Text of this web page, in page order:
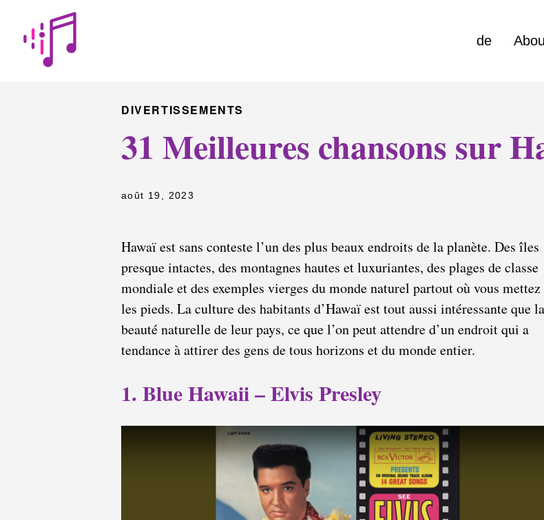
de
DIVERTISSEMENTS
31 Meilleures chansons sur
août 19, 2023
Hawaï est sans conteste l’un des plus beaux endroits de la planète. Des îles
presque intactes, des montagnes hautes et luxuriantes, des plages de classe
mondiale et des exemples vierges du monde naturel partout où vous mettez
les pieds. La culture des habitants d’Hawaï est tout aussi intéressante que la
beauté naturelle de leur pays, ce que l’on peut attendre d’un endroit qui a
tendance à attirer des gens de tous horizons et du monde entier.
1. Blue Hawaii – Elvis Presley